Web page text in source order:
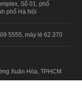
Số 01, phố
phố Hà Nội
5555, máy lẻ 62.370
Xuân Hòa, TPHCM